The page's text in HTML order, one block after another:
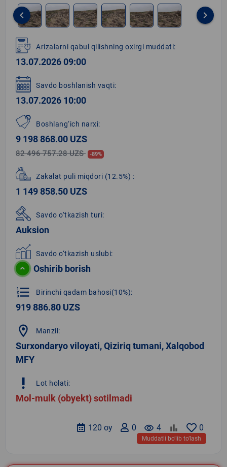
1
of
6
keyboard_arrow_left keyboard_arrow_right
Arizalarni qabul qilishning oxirgi muddati:
13.07.2026 09:00
Savdo boshlanish vaqti:
13.07.2026 10:00
Boshlang‘ich narxi:
9 198 868.00 UZS
82 496 757.28 UZS -89%
Zakalat puli miqdori (12.5%) :
1 149 858.50 UZS
Savdo o‘tkazish turi:
Auksion
Savdo o‘tkazish uslubi:
Oshirib borish
format_list_numbered Birinchi qadam bahosi(10%):
919 886.80 UZS
location_on Manzil:
Surxondaryo viloyati, Qiziriq tumani, Xalqobod
MFY
priority_high Lot holati:
Mol-mulk (obyekt) sotilmadi
0
remove_red_eye 4
0
120 oy
Muddatli bo‘lib to‘lash